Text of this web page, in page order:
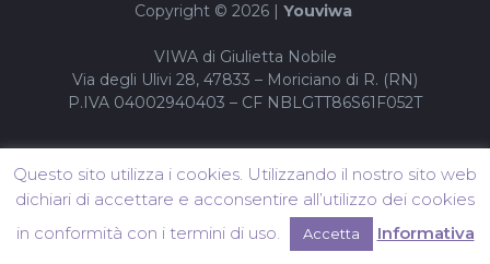
Copyright © 2026 | Youviwa
VIWA di Giulietta Nobile
Via degli Ulivi 28, 47833 – Moriciano di R. (RN)
P.IVA 04002940403 – CF NBLGTT86S61F052T
Questo sito utilizza i cookies. Utilizzando il nostro sito web
dichiari di accettare e acconsentire all’utilizzo dei cookies
in conformità con i termini di uso.
Accetta Informativa